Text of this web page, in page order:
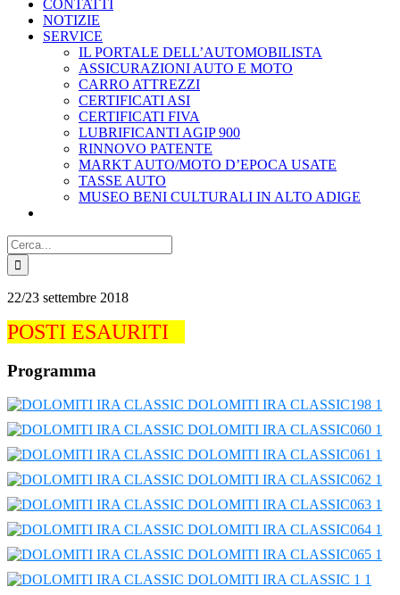
CONTATTI
NOTIZIE
SERVICE
IL PORTALE DELL’AUTOMOBILISTA
ASSICURAZIONI AUTO E MOTO
CARRO ATTREZZI
CERTIFICATI ASI
CERTIFICATI FIVA
LUBRIFICANTI AGIP 900
RINNOVO PATENTE
MARKT AUTO/MOTO D’EPOCA USATE
TASSE AUTO
MUSEO BENI CULTURALI IN ALTO ADIGE
Cerca
per:
22/23 settembre 2018
POSTI ESAURITI
Programma